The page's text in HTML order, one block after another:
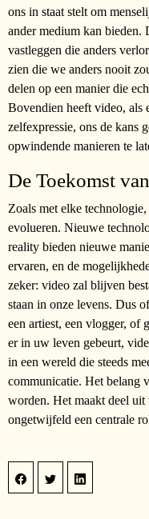
ons in staat stelt om
ander medium kan bieden.
vastleggen die anders
zien die we anders nooit
delen op een manier die
Bovendien heeft video, als
zelfexpressie, ons de kans
opwindende manieren te
De Toekomst
Zoals met elke
evolueren. Nieuwe
reality bieden nieuwe
ervaren, en de
zeker: video zal blijven
staan in onze levens. Dus
een artiest, een vlogger, of
er in uw leven gebeurt,
in een wereld die steeds
communicatie. Het belang
worden. Het maakt deel uit
ongetwijfeld een centrale